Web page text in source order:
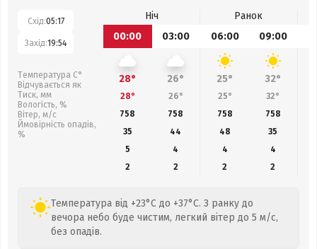
Схід:05:17
Захід:19:54
Температура С°
Відчувається як
Тиск, мм
Вологість, %
Вітер, м/с
Ймовірність опадів,
%
Ніч
Ранок
00:00
03:00 06:00 09:00
28° 26° 25° 32°
28° 26° 25° 32°
758
758 758 758
35
44 48 35
5
4 4
4
2
2 2 2
Температура від +23°C до +37°C. З ранку до
вечора небо буде чистим, легкий вітер до 5 м/с,
без опадів.